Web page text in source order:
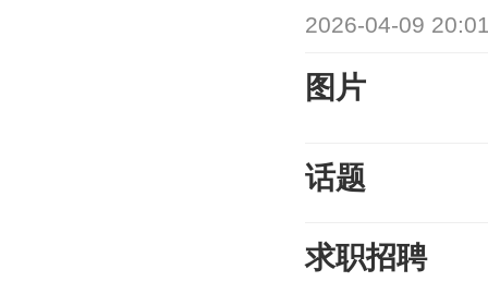
2026-04-09
图片
话题
求职招聘